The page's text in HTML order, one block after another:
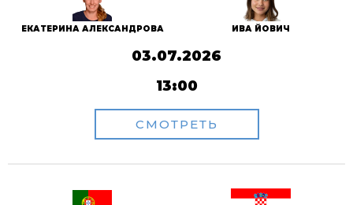
ЕКАТЕРИНА АЛЕКСАНДРОВА ИВА ЙОВИЧ
03.07.2026
13:00
СМОТРЕТЬ